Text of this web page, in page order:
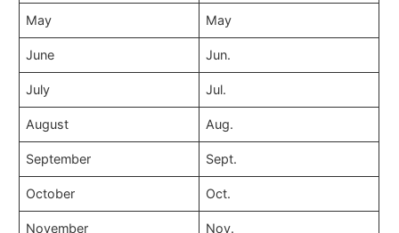
May May
June Jun.
July Jul.
August Aug.
September Sept.
October Oct.
November Nov.